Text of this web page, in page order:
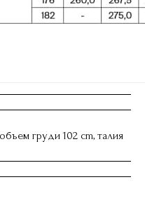
груди 102 cm, талия